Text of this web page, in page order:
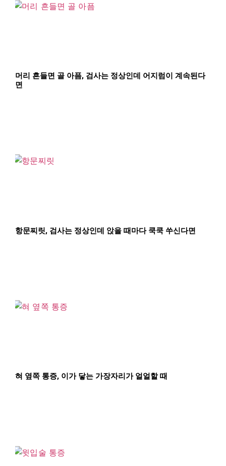
머리 흔들면 골 아픔, 검사는 정상인데 어지럼이 계속된다
면
항문찌릿, 검사는 정상인데 앉을 때마다 쿡쿡 쑤신다면
혀 옆쪽 통증, 이가 닿는 가장자리가 얼얼할 때